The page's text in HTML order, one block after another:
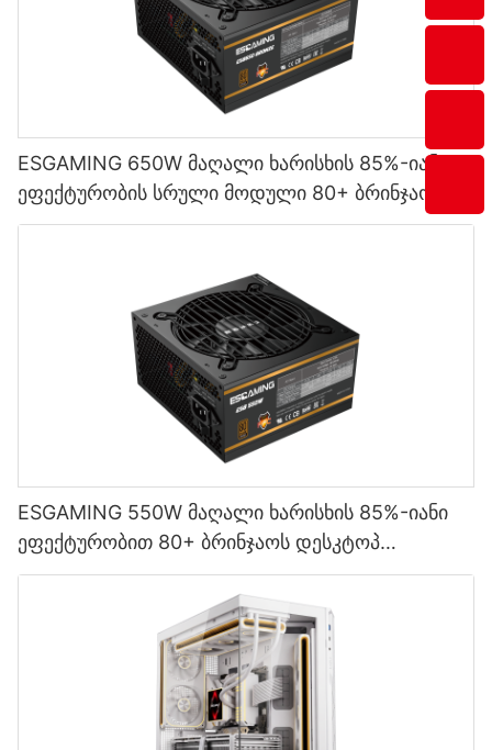
ESGAMING 650W მაღალი ხარისხის 85%-იანი
ეფექტურობის სრული მოდული 80+ ბრინჯაოს
დესკტოპ კომპიუტერის კვების წყაროები
ESGAMING 550W მაღალი ხარისხის 85%-იანი
ეფექტურობით 80+ ბრინჯაოს დესკტოპ
კომპიუტერის კვების წყარო ESB550W